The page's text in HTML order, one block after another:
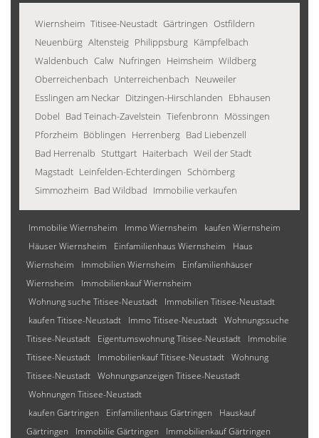
Wiernsheim Titisee-Neustadt Gärtringen Ostfildern
Neuenbürg Altensteig Philippsburg Kämpfelbach
Waldenbuch Calw Nufringen Heimsheim Wildberg
Oberreichenbach Unterreichenbach Neuweiler
Esslingen am Neckar Ditzingen-Hirschlanden Ebhausen
Dobel Bad Teinach-Zavelstein Tiefenbronn Mössingen
Pforzheim Böblingen Herrenberg Bad Liebenzell
Bad Herrenalb Stuttgart Haiterbach Weil der Stadt
Magstadt Leinfelden-Echterdingen Schömberg
Simmozheim Bad Wildbad Immobilie verkaufen
Immobilie Wiernsheim Immo Wiernsheim
kaufen Wiernsheim
Häuser Wiernsheim
Einfamilienhaus Wiernsheim
Haus
Wiernsheim
Immobilien Wiernsheim
Einfamilienhäuser
Wiernsheim
Immobilienkauf Wiernsheim
Wohnung suche Titisee-Neustadt
Immobilien Titisee-Neustadt
kaufen Titisee-Neustadt
Immo Titisee-Neustadt Wohnungssuche
Titisee-Neustadt
Eigentumswohnung Titisee-Neustadt
Immobilie
Titisee-Neustadt
Immobilienkauf Titisee-Neustadt Wohnung
Titisee-Neustadt Wohnungsanzeigen Titisee-Neustadt
Wohnungen Titisee-Neustadt
kaufen Gärtringen
Einfamilienhaus Gärtringen
Hauskauf
Gärtringen
Immobilie Gärtringen
Immobilienkauf Gärtringen